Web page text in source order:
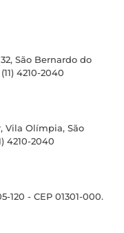
São Bernardo do
4210-2040
Vila Olímpia, São
4210-2040
120 - CEP 01301-000.